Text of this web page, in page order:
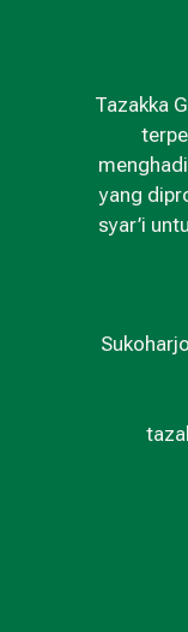
Tazakka
yang
syar’i